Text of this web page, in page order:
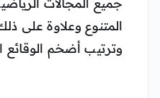
المتنوع وعلاوة على
وترتيب أضخم الوقائع